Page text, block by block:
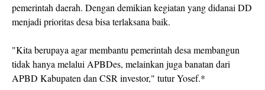
pemerintah daerah. Dengan demikian kegiatan yang didanai DD
menjadi prioritas desa bisa terlaksana baik.
"Kita berupaya agar membantu pemerintah desa membangun
tidak hanya melalui APBDes, melainkan juga banatan dari
APBD Kabupaten dan CSR investor," tutur Yosef.*